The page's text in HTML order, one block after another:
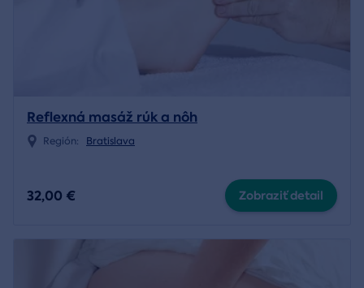
Reflexná masáž rúk a nôh
Región: Bratislava
32,00 € Zobraziť detail